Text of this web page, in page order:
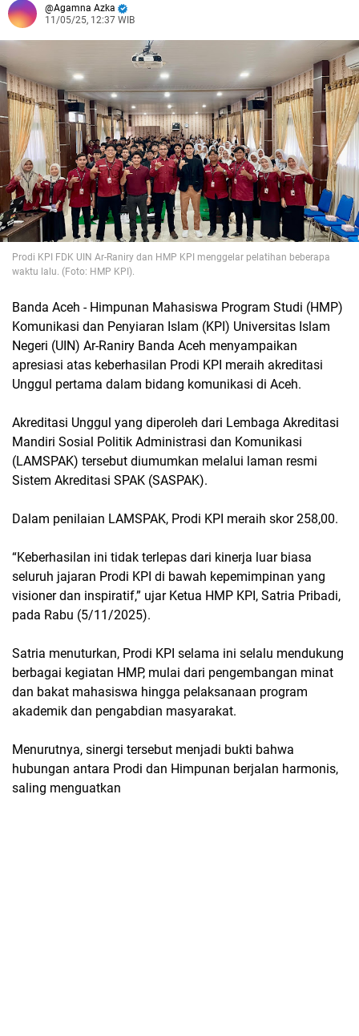
Agamna Azka
11/05/25, 12:37 WIB
Prodi KPI FDK UIN Ar-Raniry dan HMP KPI menggelar pelatihan beberapa
waktu lalu. (Foto: HMP KPI).
Banda Aceh - Himpunan Mahasiswa Program Studi (HMP)
Komunikasi dan Penyiaran Islam (KPI) Universitas Islam
Negeri (UIN) Ar-Raniry Banda Aceh menyampaikan
apresiasi atas keberhasilan Prodi KPI meraih akreditasi
Unggul pertama dalam bidang komunikasi di Aceh.
Akreditasi Unggul yang diperoleh dari Lembaga Akreditasi
Mandiri Sosial Politik Administrasi dan Komunikasi
(LAMSPAK) tersebut diumumkan melalui laman resmi
Sistem Akreditasi SPAK (SASPAK).
Dalam penilaian LAMSPAK, Prodi KPI meraih skor 258,00.
“Keberhasilan ini tidak terlepas dari kinerja luar biasa
seluruh jajaran Prodi KPI di bawah kepemimpinan yang
visioner dan inspiratif,” ujar Ketua HMP KPI, Satria Pribadi,
pada Rabu (5/11/2025).
Satria menuturkan, Prodi KPI selama ini selalu mendukung
berbagai kegiatan HMP, mulai dari pengembangan minat
dan bakat mahasiswa hingga pelaksanaan program
akademik dan pengabdian masyarakat.
Menurutnya, sinergi tersebut menjadi bukti bahwa
hubungan antara Prodi dan Himpunan berjalan harmonis,
saling menguatkan